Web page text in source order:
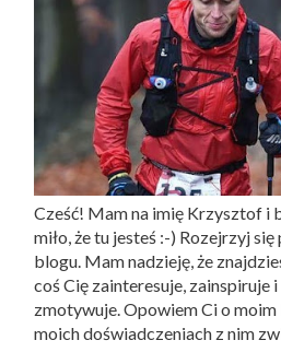
Cześć! Mam na imię Krzysztof i
miło, że tu jesteś :-) Rozejrzyj
blogu. Mam nadzieję, że
coś Cię zainteresuje, zainspiruje i
zmotywuje. Opowiem Ci o moim
moich doświadczeniach z nim